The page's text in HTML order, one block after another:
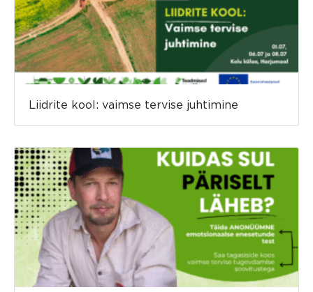
Liidrite kool: vaimse tervise juhtimine